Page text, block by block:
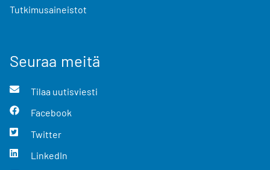
Tutkimusaineistot
Seuraa meitä
Tilaa uutisviesti
Facebook
Twitter
LinkedIn